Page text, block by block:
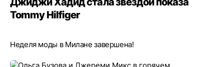
Tommy Hilfiger
Неделя моды в Милане завершена!